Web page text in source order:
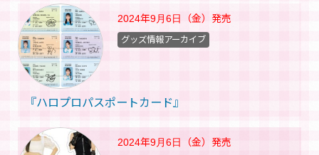
2024年9月6日（金） 発売
『ハロプロパスポートカード』
グッズ情報アーカイブ
2024年9月6日（金） 発売